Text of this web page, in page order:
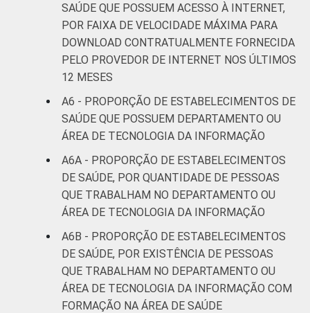
SAÚDE QUE POSSUEM ACESSO À INTERNET,
POR FAIXA DE VELOCIDADE MÁXIMA PARA
DOWNLOAD CONTRATUALMENTE FORNECIDA
PELO PROVEDOR DE INTERNET NOS ÚLTIMOS
12 MESES
A6 - PROPORÇÃO DE ESTABELECIMENTOS DE
SAÚDE QUE POSSUEM DEPARTAMENTO OU
ÁREA DE TECNOLOGIA DA INFORMAÇÃO
A6A - PROPORÇÃO DE ESTABELECIMENTOS
DE SAÚDE, POR QUANTIDADE DE PESSOAS
QUE TRABALHAM NO DEPARTAMENTO OU
ÁREA DE TECNOLOGIA DA INFORMAÇÃO
A6B - PROPORÇÃO DE ESTABELECIMENTOS
DE SAÚDE, POR EXISTÊNCIA DE PESSOAS
QUE TRABALHAM NO DEPARTAMENTO OU
ÁREA DE TECNOLOGIA DA INFORMAÇÃO COM
FORMAÇÃO NA ÁREA DE SAÚDE